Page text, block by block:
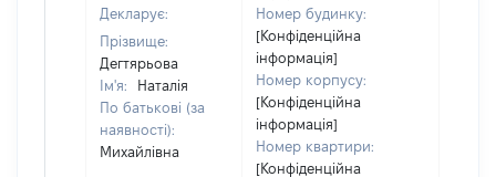
Декларує:
Прізвище:
Дегтярьова
Ім'я:
Наталія
По батькові (за
наявності):
Михайлівна
Номер будинку:
[Конфіденційна
інформація]
Номер корпусу:
[Конфіденційна
інформація]
Номер квартири:
[Конфіденційна